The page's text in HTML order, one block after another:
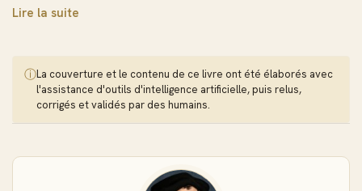
comme l'épouse à l'époux — ce fameux « joyeux échange »
chapitres, l'essentiel de la doctrine réformée de la grâce.
L'Épître au pape Léon X
Le volume s'ouvre sur la lettre que Luther adressa au pape
Léon X pour accompagner son traité. Le ton y surprend :
Lire la suite
ⓘLa couverture et le contenu de ce livre ont été élaborés avec
l'assistance d'outils d'intelligence artificielle, puis relus,
corrigés et validés par des humains.